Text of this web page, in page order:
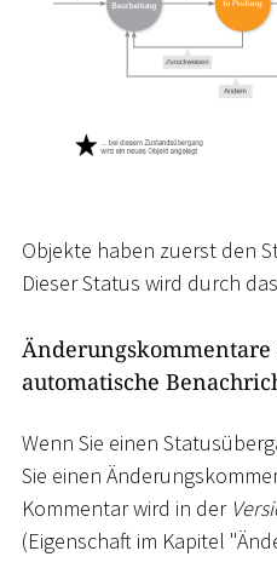
Objekte haben zuerst den
Dieser Status wird durch
automatische
Wenn Sie einen
Sie einen
Kommentar wird in der
(Eigenschaft im Kapitel